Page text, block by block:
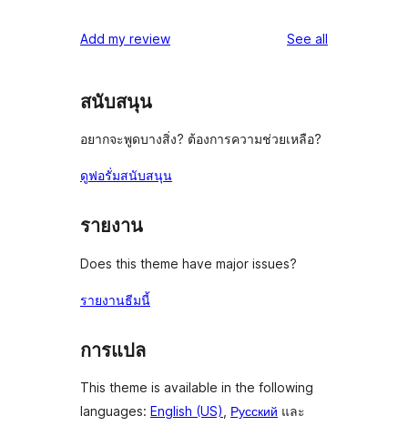
Add my review See all
สนับสนุน
อยากจะพูดบางสิ่ง? ต้องการความช่วยเหลือ?
ดูฟอรั่มสนับสนุน
รายงาน
Does this theme have major issues?
รายงานธีมนี้
การแปล
This theme is available in the following
languages: English (US), Русский และ